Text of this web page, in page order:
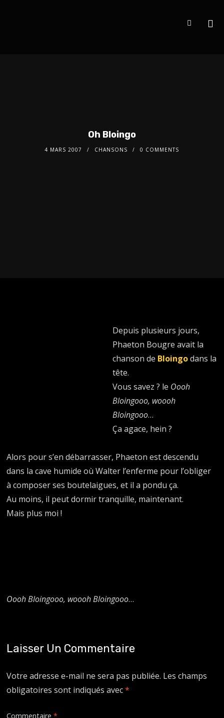
Oh Bloingo
4 MARS 2007 CHANSONS 0 COMMENTS
Depuis plusieurs jours,
Phaeton Bougre avait la
chanson de Bloingodans la
tête.
Vous savez ? le Oooh
Bloingooo, woooh
Bloingooo…
Ça agace, hein ?
Alors pour s’en débarrasser, Phaeton est descendu
dans la cave humide où Walter l’enferme pour l’obliger
à composer ses boutelaigues, et il a pondu ça.
Au moins, il peut dormir tranquille, maintenant.
Mais plus moi !
Oooh Bloingooo, woooh Bloingooo…
Laisser Un Commentaire
Votre adresse e-mail ne sera pas publiée. Les champs
obligatoires sont indiqués avec*
Commentaire*